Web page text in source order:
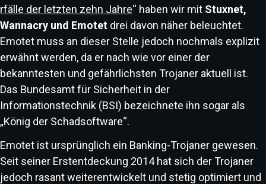
rfälle der letzten zehn Jahre“ haben wir mit Stuxnet,
Wannacry und Emotet drei davon näher beleuchtet.
Emotet muss an dieser Stelle jedoch nochmals explizit
erwähnt werden, da er nach wie vor einer der
bekanntesten und gefährlichsten Trojaner aktuell ist.
Das Bundesamt für Sicherheit in der
Informationstechnik (BSI) bezeichnete ihn sogar als
„König der Schadsoftware“.
Emotet ist ursprünglich ein Banking-Trojaner gewesen.
Seit seiner Erstentdeckung 2014 hat sich der Trojaner
jedoch rasant weiterentwickelt und stetig optimiert und